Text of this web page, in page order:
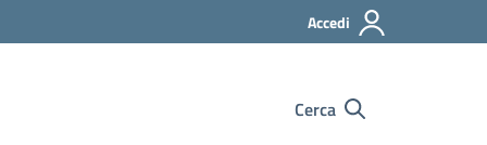
Accedi
Cerca